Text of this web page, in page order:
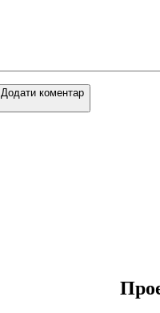
Додати коментар